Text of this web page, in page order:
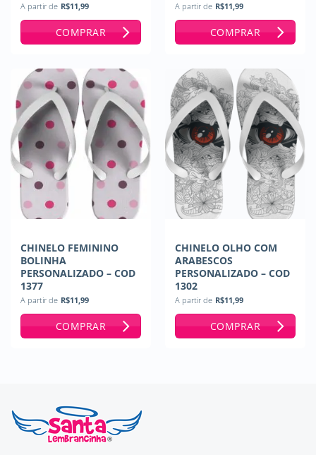
A partir de R$11,99
COMPRAR
A partir de R$11,99
COMPRAR
CHINELO FEMININO
BOLINHA
PERSONALIZADO – COD
1377
A partir de R$11,99
COMPRAR
CHINELO OLHO COM
ARABESCOS
PERSONALIZADO – COD
1302
A partir de R$11,99
COMPRAR